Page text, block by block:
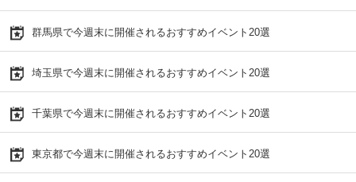
群馬県で今週末に開催されるおすすめイベント20選
埼玉県で今週末に開催されるおすすめイベント20選
千葉県で今週末に開催されるおすすめイベント20選
東京都で今週末に開催されるおすすめイベント20選